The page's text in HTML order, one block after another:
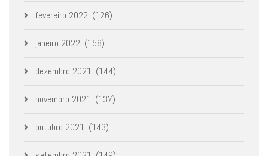
fevereiro 2022 (126)
janeiro 2022 (158)
dezembro 2021 (144)
novembro 2021 (137)
outubro 2021 (143)